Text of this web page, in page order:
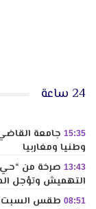
24 ساعة
15:35
وطنيا ومغاربيا
13:43 صرخة من “حي
التهميش وتؤجل
08:51 طقس السبت: